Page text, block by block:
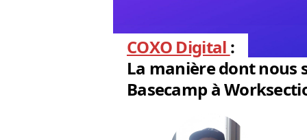
COXO Digital :
La manière dont nous
Basecamp à